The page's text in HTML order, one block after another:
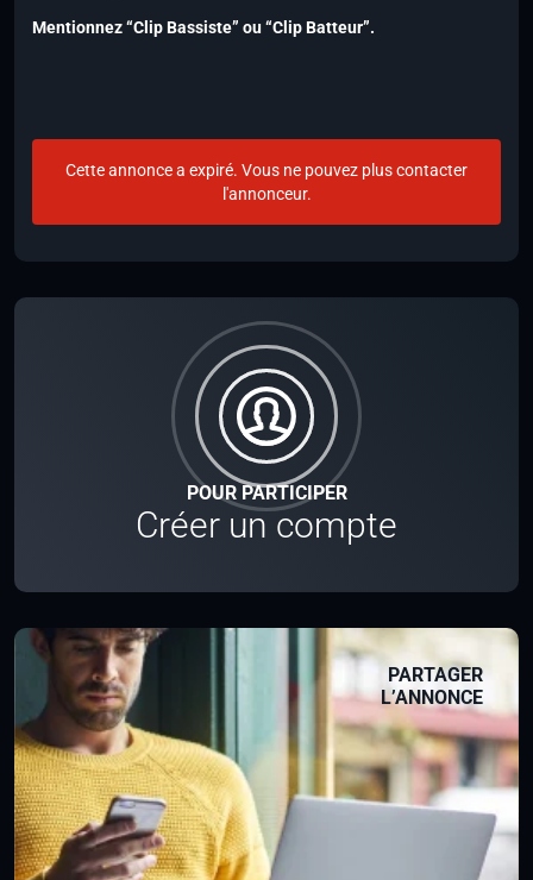
POUR PARTICIPER
Créer un compte
PARTAGER
L’ANNONCE
Mentionnez “Clip Bassiste” ou “Clip Batteur”.
Cette annonce a expiré. Vous ne pouvez plus contacter
l'annonceur.